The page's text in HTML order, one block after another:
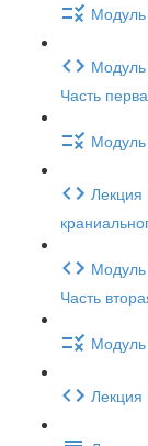
Часть
Лекция
Часть
Лекция